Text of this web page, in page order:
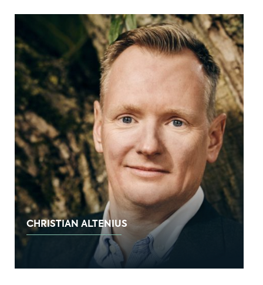
CHRISTIAN ALTENIUS